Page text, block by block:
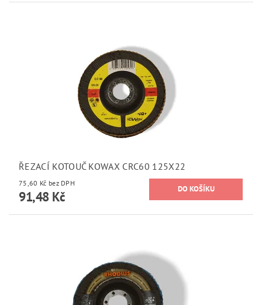
ŘEZACÍ KOTOUČ KOWAX CRC60 125X22
75,60 Kč bez DPH
91,48 Kč